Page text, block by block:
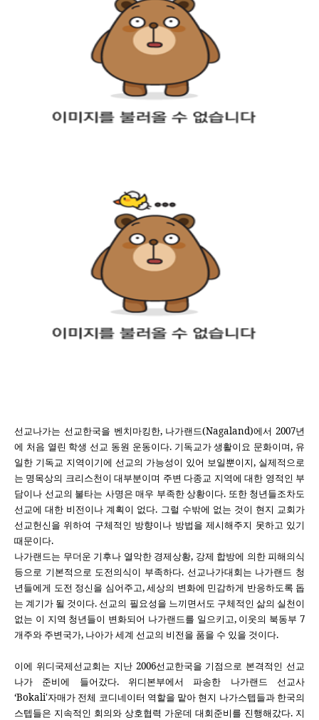
선교나가는 선교한국을 벤치마킹한, 나가랜드(Nagaland)에서 2007년
에 처음 열린 학생 선교 동원 운동이다. 기독교가 생활이요 문화이며, 유
일한 기독교 지역이기에 선교의 가능성이 있어 보일뿐이지, 실제적으로
는 명목상의 크리스천이 대부분이며 주변 다종교 지역에 대한 영적인 부
담이나 선교의 불타는 사명은 매우 부족한 상황이다. 또한 청년들조차도
선교에 대한 비전이나 계획이 없다. 그럴 수밖에 없는 것이 현지 교회가
선교헌신을 위하여 구체적인 방향이나 방법을 제시해주지 못하고 있기
때문이다.
나가랜드는 무더운 기후나 열악한 경제상황, 강제 합방에 의한 피해의식
등으로 기본적으로 도전의식이 부족하다. 선교나가대회는 나가랜드 청
년들에게 도전 정신을 심어주고,세상의 변화에 민감하게 반응하도록 돕
는 계기가 될 것이다.선교의 필요성을 느끼면서도 구체적인 삶의 실천이
없는 이 지역 청년들이 변화되어 나가랜드를 일으키고, 이웃의 북동부 7
개주와 주변국가, 나아가 세계 선교의 비전을 품을 수 있을 것이다.
이에 위디국제선교회는 지난2006선교한국을 기점으로 본격적인 선교
나가 준비에 들어갔다. 위디본부에서 파송한 나가랜드 선교사
‘Bokali'자매가 전체 코디네이터 역할을 맡아 현지 나가스텝들과 한국의
스텝들은 지속적인 회의와 상호협력 가운데 대회준비를 진행해갔다. 지